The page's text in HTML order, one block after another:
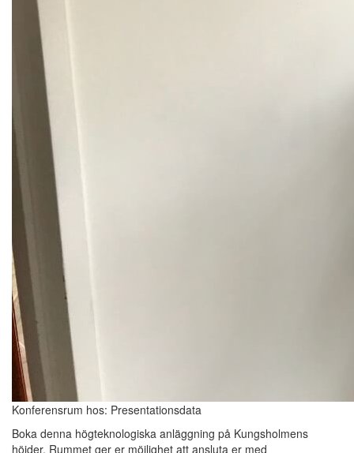
Konferensrum hos: Presentationsdata
Boka denna högteknologiska anläggning på Kungsholmens
höjder. Rummet ger er möjlighet att ansluta er med